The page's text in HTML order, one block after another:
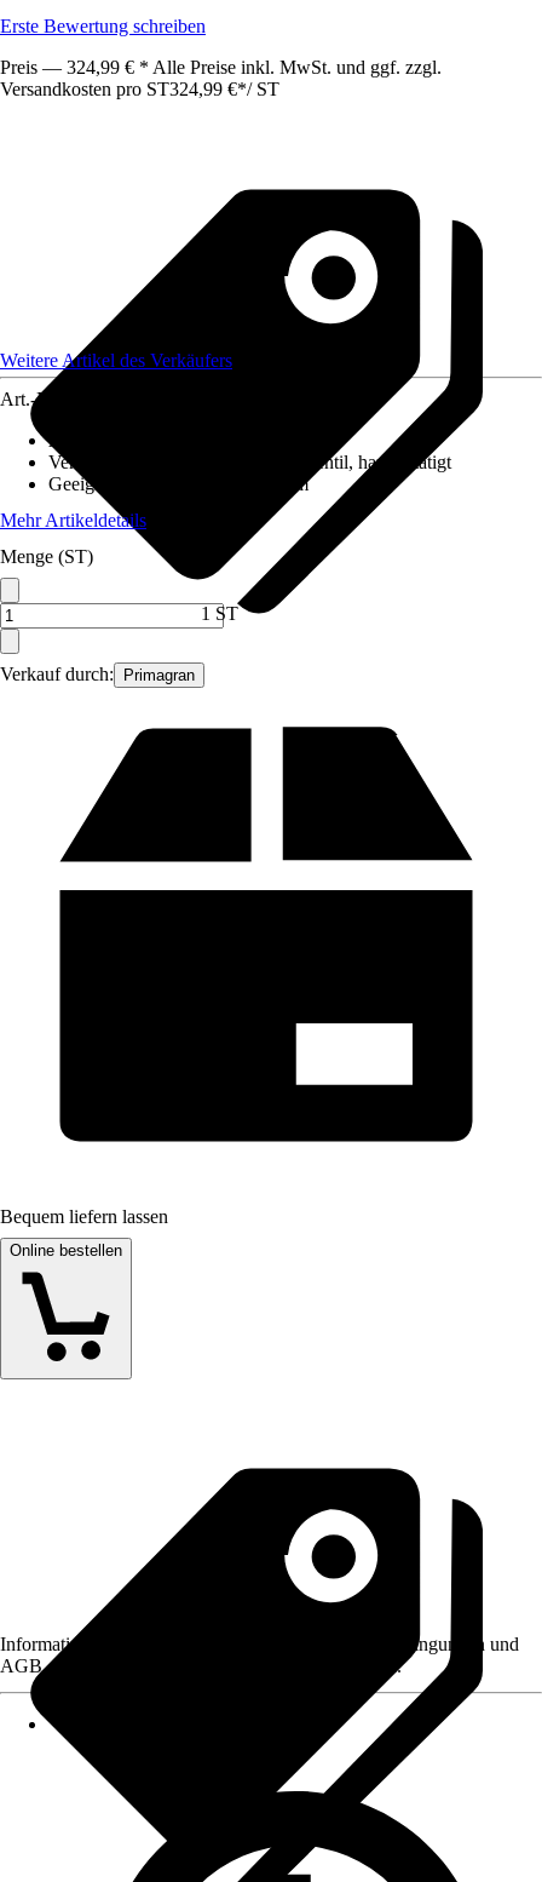
Erste Bewertung schreiben
Preis — 324,99 € * Alle Preise inkl. MwSt. und ggf. zzgl.
Versandkosten pro ST324,99 €*/ ST
Verkauf durch: Primagran
Weitere Artikel des Verkäufers
Art.-Nr.
Ausführung
Ventilausstattung
3 ½" Körbchenventil, handbetätigt
Geeignet für
Unterschrank 60 cm
Mehr Artikeldetails
Menge (ST)
1 ST
Bequem liefern lassen
Online bestellen
Informationen des Verkäufers, wie z. B. Rückgabebedingungen und
AGB, finden Sie bei Klick auf den Verkäufernamen.